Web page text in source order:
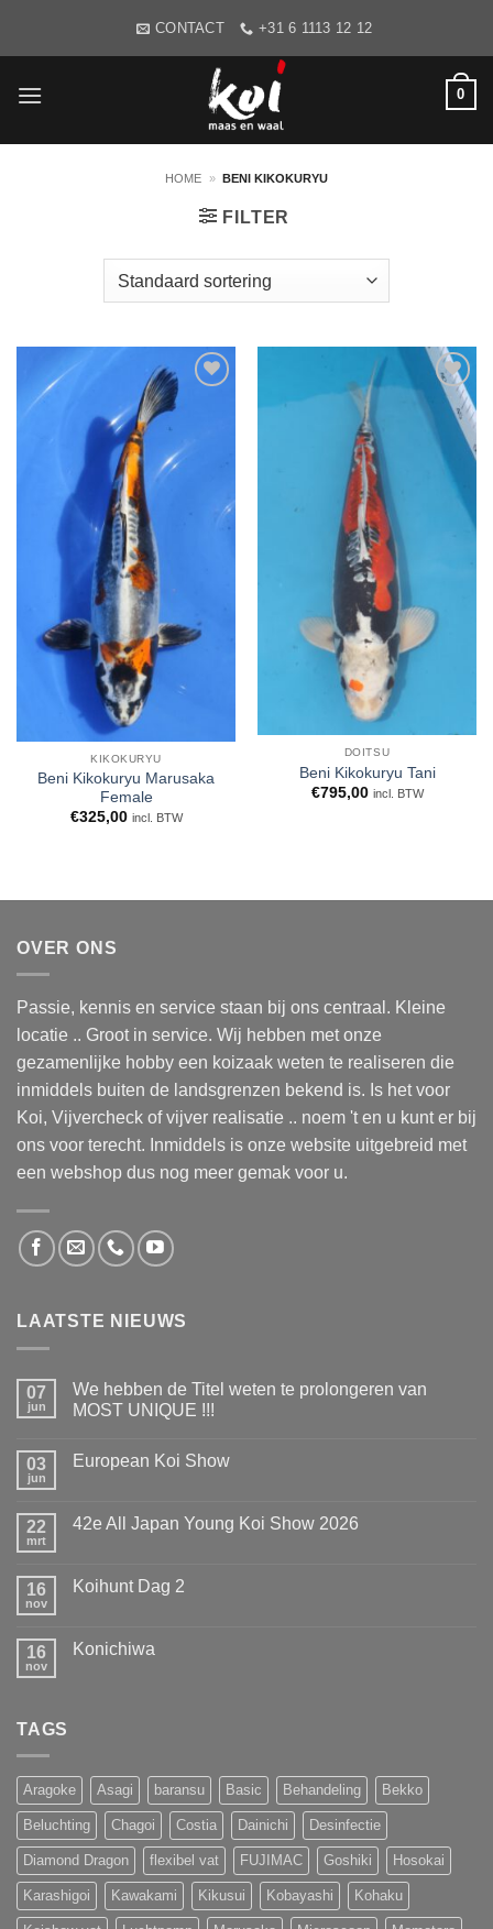
CONTACT +31 6 1113 12 12
0
HOME » BENI KIKOKURYU
FILTER
WENSLIJST
KIKOKURYU
Beni Kikokuryu Marusaka
Female
€325,00 incl. BTW
DOITSU
Beni Kikokuryu Tani
€795,00 incl. BTW
OVER ONS
Passie, kennis en service staan bij ons centraal. Kleine
locatie .. Groot in service. Wij hebben met onze
gezamenlijke hobby een koizaak weten te realiseren die
inmiddels buiten de landsgrenzen bekend is. Is het voor
Koi, Vijvercheck of vijver realisatie .. noem 't en u kunt er bij
ons voor terecht. Inmiddels is onze website uitgebreid met
een webshop dus nog meer gemak voor u.
LAATSTE NIEUWS
07
jun
We hebben de Titel weten te prolongeren van
MOST UNIQUE !!!
op
Titel
weten
MOST
03
jun
European Koi Show
European
22
mrt
42e All Japan Young Koi Show 2026
42e
Koi
Show
16
nov
Koihunt Dag 2
Koihunt
16
nov
Konichiwa
TAGS
Aragoke Asagi baransu Basic Behandeling Bekko
Beluchting Chagoi Costia Dainichi Desinfectie
Diamond Dragon flexibel vat FUJIMAC Goshiki Hosokai
Karashigoi Kawakami Kikusui Kobayashi Kohaku